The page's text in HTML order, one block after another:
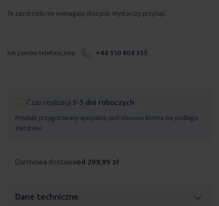
Te zazdrostki nie wymagają obszycia. Wystarczy przyciąć.
lub zamów telefonicznie: +48 510 808 355
Czas realizacji3-5 dni roboczych
Produkt przygotowany specjalnie pod zlecenie klienta nie podlega
zwrotowi.
Darmowa dostawaod 299,99 zł
Dane techniczne